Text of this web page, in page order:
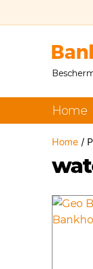
Home
Home/
Dit
product